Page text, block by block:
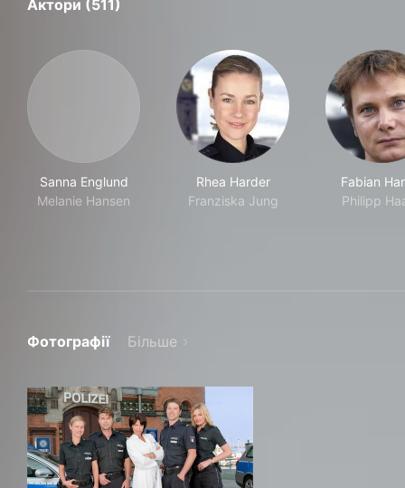
Актори (511)
Sanna Englund
Melanie Hansen
Rhea Harder
Franziska Jung
Fabian
Philipp
Фотографії Більше